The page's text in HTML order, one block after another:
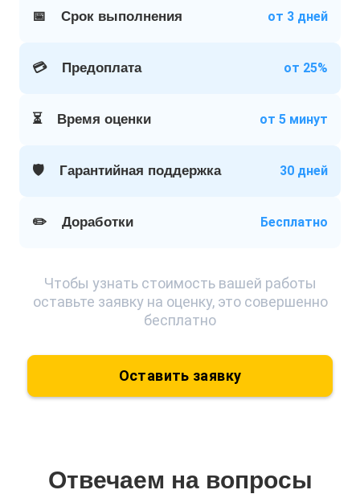
📅 Срок выполнения от 3 дней
💳 Предоплата от 25%
⏳ Время оценки от 5 минут
🛡️ Гарантийная поддержка 30 дней
✏️ Доработки Бесплатно
Чтобы узнать стоимость вашей работы
оставьте заявку на оценку, это совершенно
бесплатно
Оставить заявку
Отвечаем на вопросы